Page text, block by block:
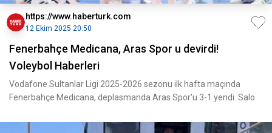
https://www.haberturk.com
12 Ekim 2025 20:50
Fenerbahçe Medicana, Aras Spor u devirdi!
Voleybol Haberleri
Vodafone Sultanlar Ligi 2025-2026 sezonu ilk hafta maçında
Fenerbahçe Medicana, deplasmanda Aras Spor'u 3-1 yendi. Salo